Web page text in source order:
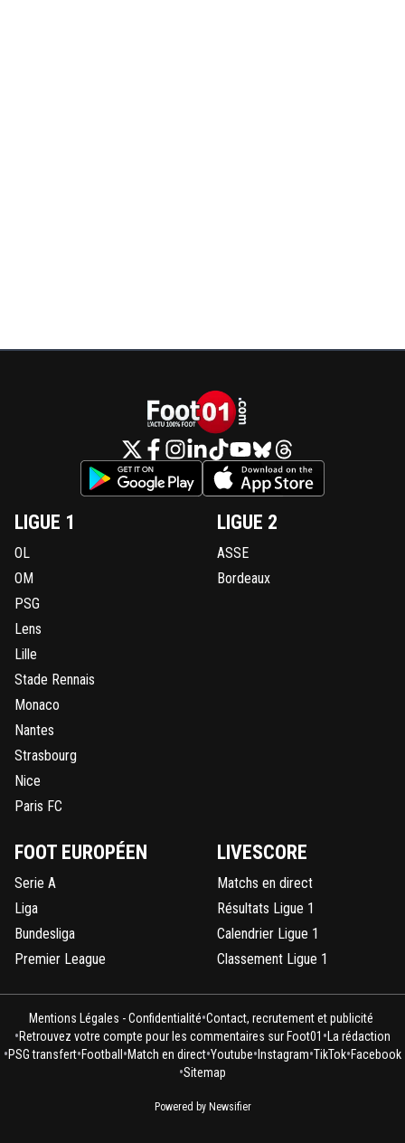
LIGUE 1
OL
OM
PSG
Lens
Lille
Stade Rennais
Monaco
Nantes
Strasbourg
Nice
Paris FC
LIGUE 2
ASSE
Bordeaux
FOOT EUROPÉEN
Serie A
Liga
Bundesliga
Premier League
LIVESCORE
Matchs en direct
Résultats Ligue 1
Calendrier Ligue 1
Classement Ligue 1
Mentions Légales - Confidentialité•Contact, recrutement et publicité
•Retrouvez votre compte pour les commentaires sur Foot01 • La rédaction
•PSG transfert•Football •Match en direct•Youtube• Instagram•TikTok•Facebook
•Sitemap
Powered by Newsifier